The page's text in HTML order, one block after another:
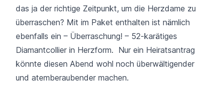
das ja der richtige Zeitpunkt, um die Herzdame zu
überraschen? Mit im Paket enthalten ist nämlich
ebenfalls ein – Überraschung! – 52-karätiges
Diamantcollier in Herzform. Nur ein Heiratsantrag
könnte diesen Abend wohl noch überwältigender
und atemberaubender machen.